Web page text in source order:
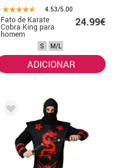
4.53/5.00
Fato de Karate
Cobra King para
homem
24.99€
S M/L
ADICIONAR